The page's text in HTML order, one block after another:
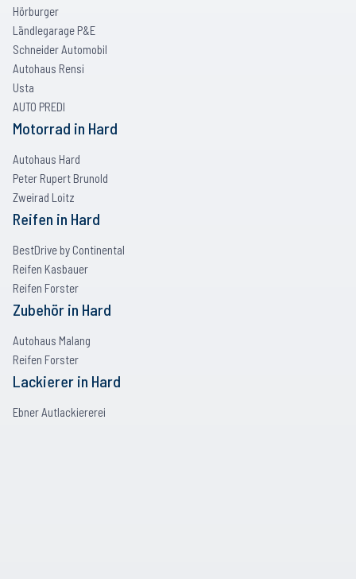
Hörburger
Ländlegarage P&E
Schneider Automobil
Autohaus Rensi
Usta
AUTO PREDI
Motorrad in Hard
Autohaus Hard
Peter Rupert Brunold
Zweirad Loitz
Reifen in Hard
BestDrive by Continental
Reifen Kasbauer
Reifen Forster
Zubehör in Hard
Autohaus Malang
Reifen Forster
Lackierer in Hard
Ebner Autlackiererei